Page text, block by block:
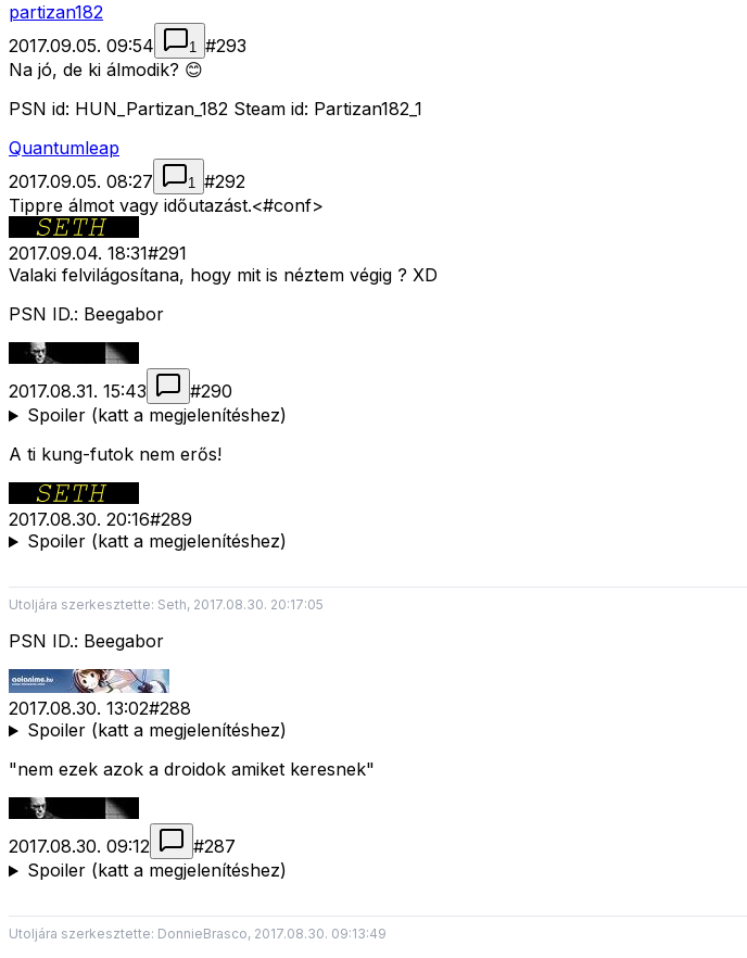
partizan182
2017.09.05. 09:54
1 #293
Na jó, de ki álmodik? 😊
PSN id: HUN_Partizan_182 Steam id: Partizan182_1
Quantumleap
2017.09.05. 08:27
1 #292
Tippre álmot vagy időutazást.<#conf>
2017.09.04. 18:31#291
Valaki felvilágosítana, hogy mit is néztem végig ? XD
PSN ID.: Beegabor
2017.08.31. 15:43 #290
Spoiler (katt a megjelenítéshez)
A ti kung-futok nem erős!
2017.08.30. 20:16#289
Spoiler (katt a megjelenítéshez)
Utoljára szerkesztette: Seth, 2017.08.30. 20:17:05
PSN ID.: Beegabor
2017.08.30. 13:02#288
Spoiler (katt a megjelenítéshez)
"nem ezek azok a droidok amiket keresnek"
2017.08.30. 09:12 #287
Spoiler (katt a megjelenítéshez)
Utoljára szerkesztette: DonnieBrasco, 2017.08.30. 09:13:49